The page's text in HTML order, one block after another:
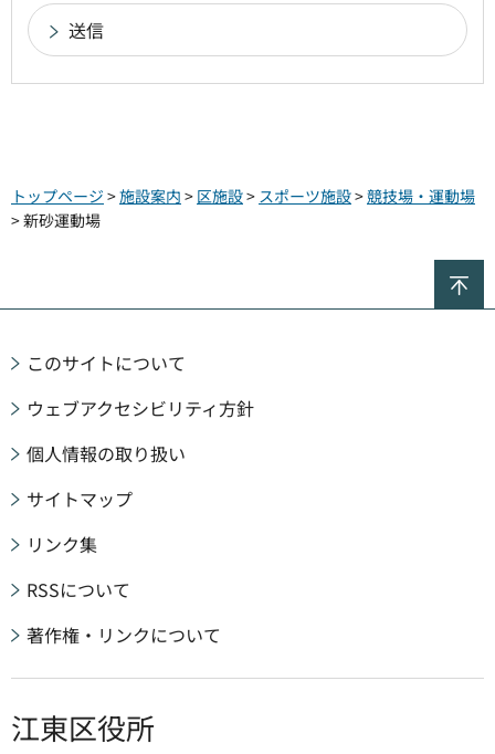
トップページ >施設案内 > 区施設> スポーツ施設>競技場・運動場
> 新砂運動場
このサイトについて
ウェブアクセシビリティ方針
個人情報の取り扱い
サイトマップ
リンク集
RSSについて
著作権・リンクについて
江東区役所